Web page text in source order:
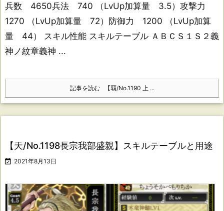
兵数 4650兵法 740 （LvUp加算量 3.5）攻撃力
1270 （LvUp加算量 72）防御力 1200 （LvUp加算
量 44） スキル性能 スキルテーブル ＡＢＣＳ１Ｓ２義
神ノ紋章義神 ...
記事を読む 【覇/No.1190 上 ...
【天/No.1198長宗我部盛親】スキルテーブルと用途
 2021年8月13日